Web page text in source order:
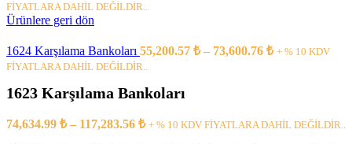
90,382.33 ₺
FİYATLARA DAHİL DEĞİLDİR..
Ürünlere geri dön
1624 Karşılama Bankoları 55,200.57 ₺ – 73,600.76 ₺Fiyat
+ % 10 KDV
FİYATLARA DAHİL DEĞİLDİR..
1623 Karşılama Bankoları
74,634.99 ₺ – 117,283.56 ₺Fiyat
+ % 10 KDV FİYATLARA DAHİL DEĞİLDİR..